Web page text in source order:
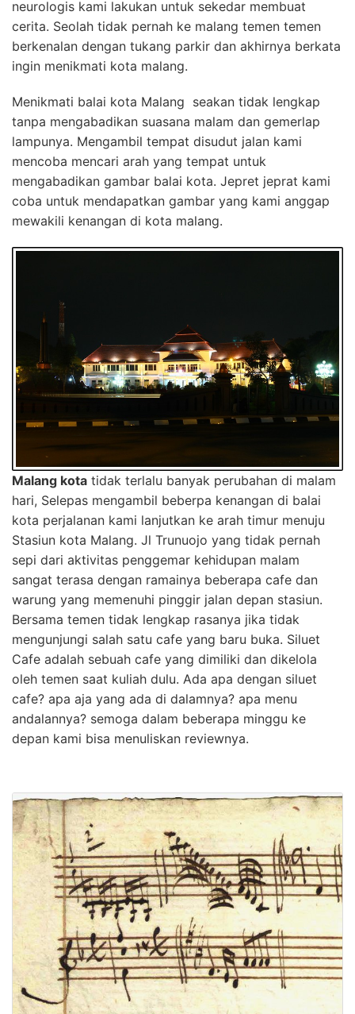
neurologis kami lakukan untuk sekedar membuat
cerita. Seolah tidak pernah ke malang temen temen
berkenalan dengan tukang parkir dan akhirnya berkata
ingin menikmati kota malang.
Menikmati balai kota Malang seakan tidak lengkap
tanpa mengabadikan suasana malam dan gemerlap
lampunya. Mengambil tempat disudut jalan kami
mencoba mencari arah yang tempat untuk
mengabadikan gambar balai kota. Jepret jeprat kami
coba untuk mendapatkan gambar yang kami anggap
mewakili kenangan di kota malang.
Malang kota tidak terlalu banyak perubahan di malam
hari, Selepas mengambil beberpa kenangan di balai
kota perjalanan kami lanjutkan ke arah timur menuju
Stasiun kota Malang. Jl Trunuojo yang tidak pernah
sepi dari aktivitas penggemar kehidupan malam
sangat terasa dengan ramainya beberapa cafe dan
warung yang memenuhi pinggir jalan depan stasiun.
Bersama temen tidak lengkap rasanya jika tidak
mengunjungi salah satu cafe yang baru buka. Siluet
Cafe adalah sebuah cafe yang dimiliki dan dikelola
oleh temen saat kuliah dulu. Ada apa dengan siluet
cafe? apa aja yang ada di dalamnya? apa menu
andalannya? semoga dalam beberapa minggu ke
depan kami bisa menuliskan reviewnya.